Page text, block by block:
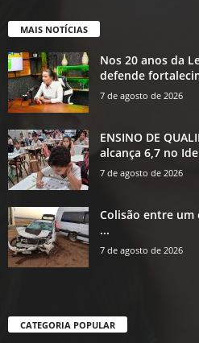
MAIS NOTÍCIAS
Nos 20 anos da
defende
7 de agosto de 2026
ENSINO DE
alcança 6,7 no
7 de agosto de 2026
Colisão entre um
...
7 de agosto de 2026
CATEGORIA POPULAR